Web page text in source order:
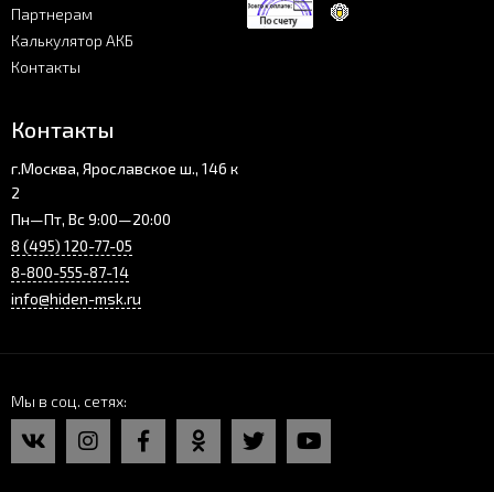
Партнерам
Калькулятор АКБ
Контакты
Контакты
г.Москва, Ярославское ш., 146 к
2
Пн—Пт, Вс 9:00—20:00
8 (495) 120-77-05
8-800-555-87-14
info@hiden-msk.ru
Мы в соц. сетях